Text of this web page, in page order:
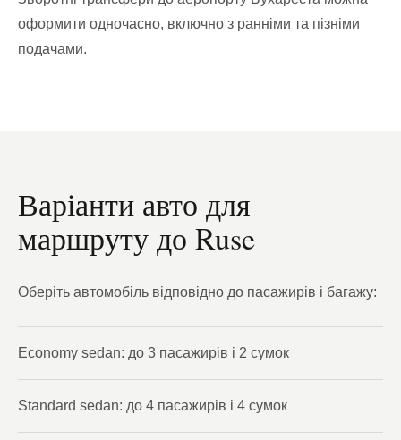
оформити одночасно, включно з ранніми та пізніми
подачами.
Варіанти авто для
маршруту до Ruse
Оберіть автомобіль відповідно до пасажирів і багажу:
Economy sedan: до 3 пасажирів і 2 сумок
Standard sedan: до 4 пасажирів і 4 сумок